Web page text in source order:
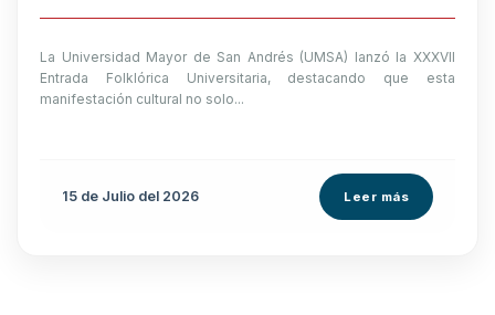
La Universidad Mayor de San Andrés (UMSA) lanzó la XXXVII
Entrada Folklórica Universitaria, destacando que esta
manifestación cultural no solo...
15 de Julio del 2026 Leer más